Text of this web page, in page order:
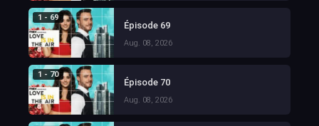
1 - 69
Épisode 69
Aug. 08, 2026
1 - 70
Épisode 70
Aug. 08, 2026